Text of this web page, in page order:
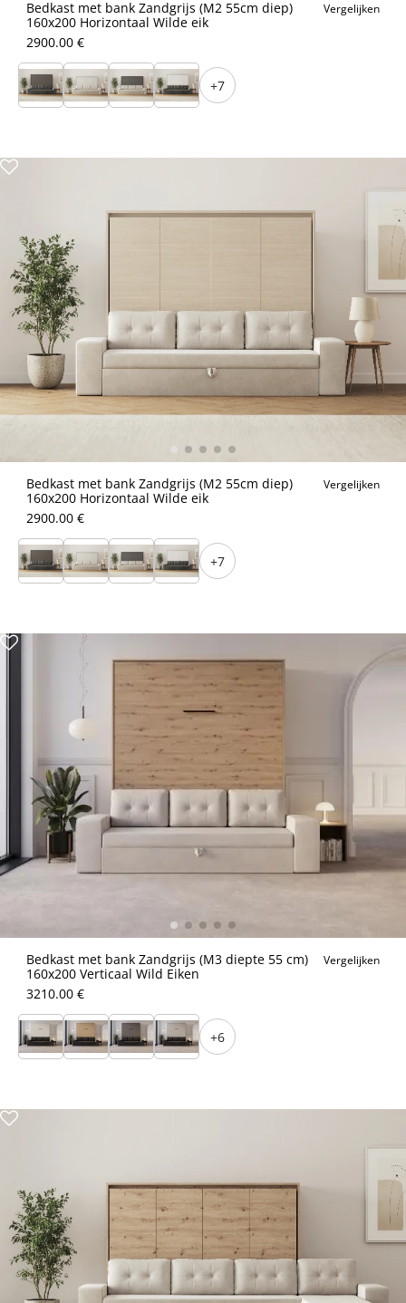
Bedkast met bank Zandgrijs (M2 55cm diep)
160x200 Horizontaal Wilde eik
Vergelijken
2900.00 €
+7
Bedkast met bank Zandgrijs (M2 55cm diep)
160x200 Horizontaal Wilde eik
Vergelijken
2900.00 €
+7
Bedkast met bank Zandgrijs (M3 diepte 55 cm)
160x200 Verticaal Wild Eiken
Vergelijken
3210.00 €
+6